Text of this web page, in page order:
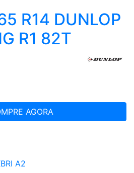
R14 DUNLOP
R1 82T
AGORA